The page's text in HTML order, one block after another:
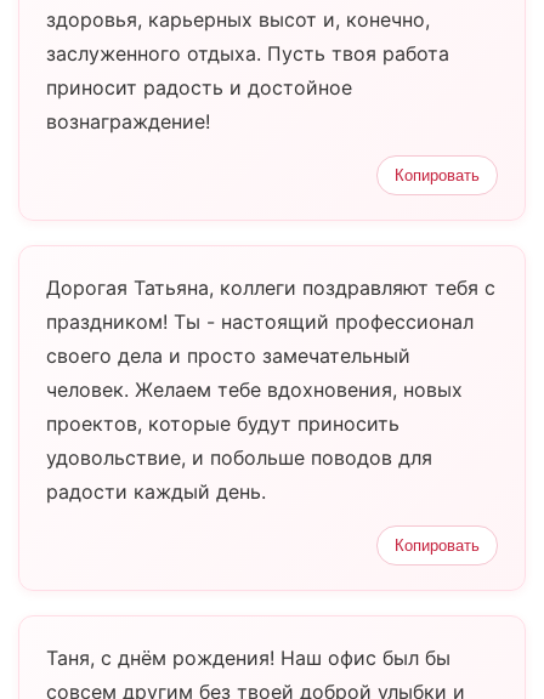
здоровья, карьерных высот и, конечно,
заслуженного отдыха. Пусть твоя работа
приносит радость и достойное
вознаграждение!
Копировать
Дорогая Татьяна, коллеги поздравляют тебя с
праздником! Ты - настоящий профессионал
своего дела и просто замечательный
человек. Желаем тебе вдохновения, новых
проектов, которые будут приносить
удовольствие, и побольше поводов для
радости каждый день.
Копировать
Таня, с днём рождения! Наш офис был бы
совсем другим без твоей доброй улыбки и